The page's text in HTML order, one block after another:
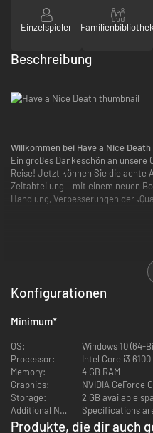
Einzelspieler Familienbibliothek
Beschreibung
Willkommen bei Have a Nice Death
Ein großes Dankeschön an
Reise! Jetzt können Sie die achte
Zeitabteilung – mit einem neuen
Handlung, Verbesserungen der
Willkommen zu Death Inc.
Entdecke und erkunde die
Konfigurationen
Minimum*
OS:
Windows 10 (64-
Processor:
Intel Core i3 6100
Memory:
4 GB RAM
Graphics:
Storage:
2 GB available
Additional Notes:
Specifications
Produkte, die dir auch